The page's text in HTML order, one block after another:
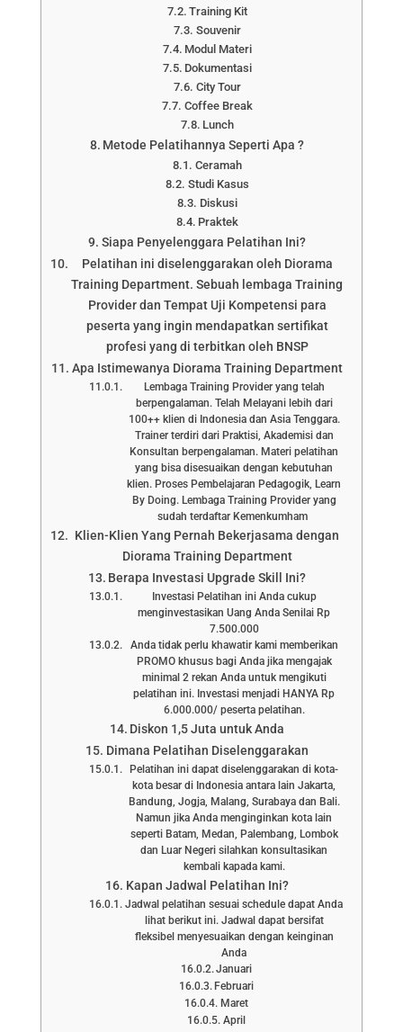
Training Kit
Souvenir
Modul Materi
Dokumentasi
City Tour
Coffee Break
Lunch
Metode Pelatihannya Seperti Apa ?
Ceramah
Studi Kasus
Diskusi
Praktek
Siapa Penyelenggara Pelatihan Ini?
Pelatihan ini diselenggarakan oleh Diorama
Training Department. Sebuah lembaga Training
Provider dan Tempat Uji Kompetensi para
peserta yang ingin mendapatkan sertifikat
profesi yang di terbitkan oleh BNSP
Apa Istimewanya Diorama Training Department
Lembaga Training Provider yang telah
berpengalaman. Telah Melayani lebih dari
100++ klien di Indonesia dan Asia Tenggara.
Trainer terdiri dari Praktisi, Akademisi dan
Konsultan berpengalaman. Materi pelatihan
yang bisa disesuaikan dengan kebutuhan
klien. Proses Pembelajaran Pedagogik, Learn
By Doing. Lembaga Training Provider yang
sudah terdaftar Kemenkumham
Klien-Klien Yang Pernah Bekerjasama dengan
Diorama Training Department
Berapa Investasi Upgrade Skill Ini?
Investasi Pelatihan ini Anda cukup
menginvestasikan Uang Anda Senilai Rp
7.500.000
Anda tidak perlu khawatir kami memberikan
PROMO khusus bagi Anda jika mengajak
minimal 2 rekan Anda untuk mengikuti
pelatihan ini. Investasi menjadi HANYA Rp
6.000.000/ peserta pelatihan.
Diskon 1,5 Juta untuk Anda
Dimana Pelatihan Diselenggarakan
Pelatihan ini dapat diselenggarakan di kota-
kota besar di Indonesia antara lain Jakarta,
Bandung, Jogja, Malang, Surabaya dan Bali.
Namun jika Anda menginginkan kota lain
seperti Batam, Medan, Palembang, Lombok
dan Luar Negeri silahkan konsultasikan
kembali kapada kami.
Kapan Jadwal Pelatihan Ini?
Jadwal pelatihan sesuai schedule dapat Anda
lihat berikut ini. Jadwal dapat bersifat
fleksibel menyesuaikan dengan keinginan
Anda
Januari
Februari
Maret
April